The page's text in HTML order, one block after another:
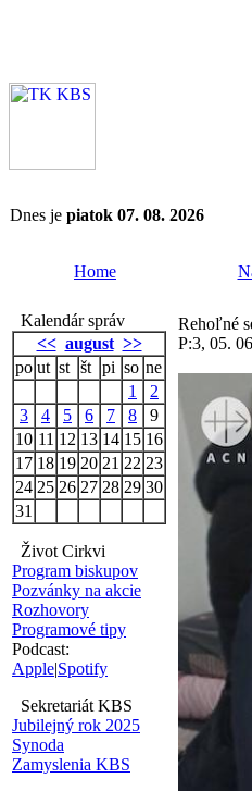
Dnes je piatok 07. 08. 2026
Home
Kalendár správ
<< august >>
po ut st št pi so ne
1
2
3
4 5 6 7 8
9
10 11 12 13 14 15 16
17 18 19 20 21 22 23
24 25 26 27 28 29 30
31
Život Cirkvi
Program biskupov
Pozvánky na akcie
Rozhovory
Programové tipy
Podcast:
Apple|Spotify
Sekretariát KBS
Jubilejný rok 2025
Synoda
Zamyslenia KBS
Rehoľné
P:3, 05.